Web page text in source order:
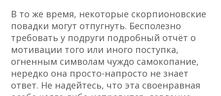
В то же время, некоторые скорпионовские
повадки могут отпугнуть. Бесполезно
требовать у подруги подробный отчёт о
мотивации того или иного поступка,
огненным символам чуждо самокопание,
нередко она просто-напросто не знает
ответ. Не надейтесь, что эта своенравная